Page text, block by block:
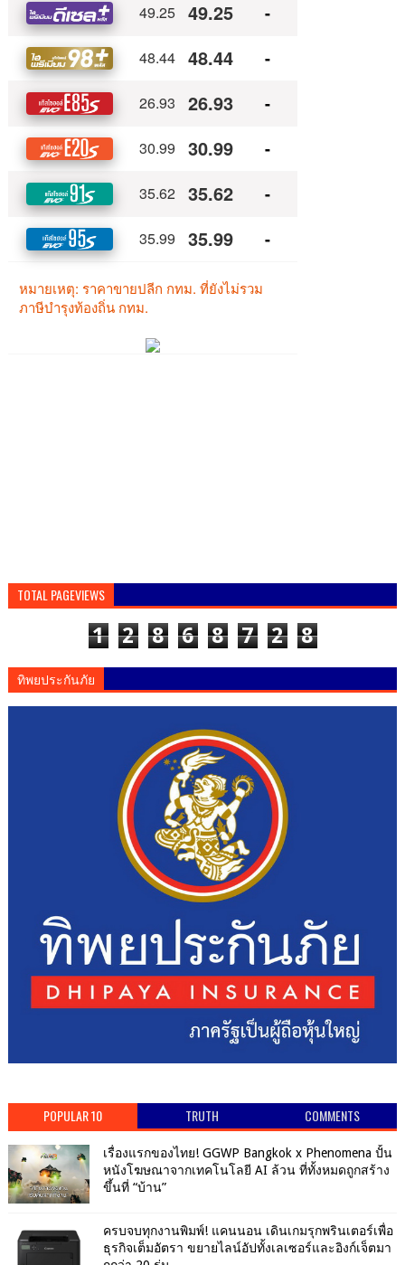
TOTAL PAGEVIEWS
1 2 8 6 8 7 2 8
ทิพยประกันภัย
POPULAR 10 TRUTH COMMENTS
เรื่องแรกของไทย! GGWP Bangkok x Phenomena ปั้น
หนังโฆษณาจากเทคโนโลยี AI ล้วน ที่ทั้งหมดถูกสร้าง
ขึ้นที่ “บ้าน”
ครบจบทุกงานพิมพ์! แคนนอน เดินเกมรุกพรินเตอร์เพื่อ
ธุรกิจเต็มอัตรา ขยายไลน์อัปทั้งเลเซอร์และอิงก์เจ็ตมา